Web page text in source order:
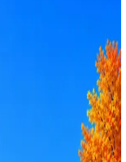
позиции, вилка, каналы